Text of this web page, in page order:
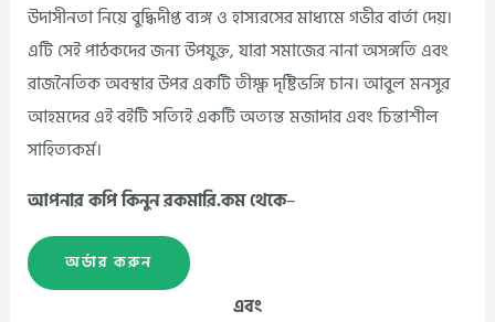
উদাসীনতা নিয়ে বুদ্ধিদীপ্ত ব্যঙ্গ ও হাস্যরসের মাধ্যমে গভীর বার্তা দেয়।
এটি সেই পাঠকদের জন্য উপযুক্ত, যারা সমাজের নানা অসঙ্গতি এবং
রাজনৈতিক অবস্থার উপর একটি তীক্ষ্ণ দৃষ্টিভঙ্গি চান। আবুল মনসুর
আহমদের এই বইটি সত্যিই একটি অত্যন্ত মজাদার এবং চিন্তাশীল
সাহিত্যকর্ম।
আপনার কপি কিনুন রকমারি.কম থেকে–
অর্ডার করুন
এবং